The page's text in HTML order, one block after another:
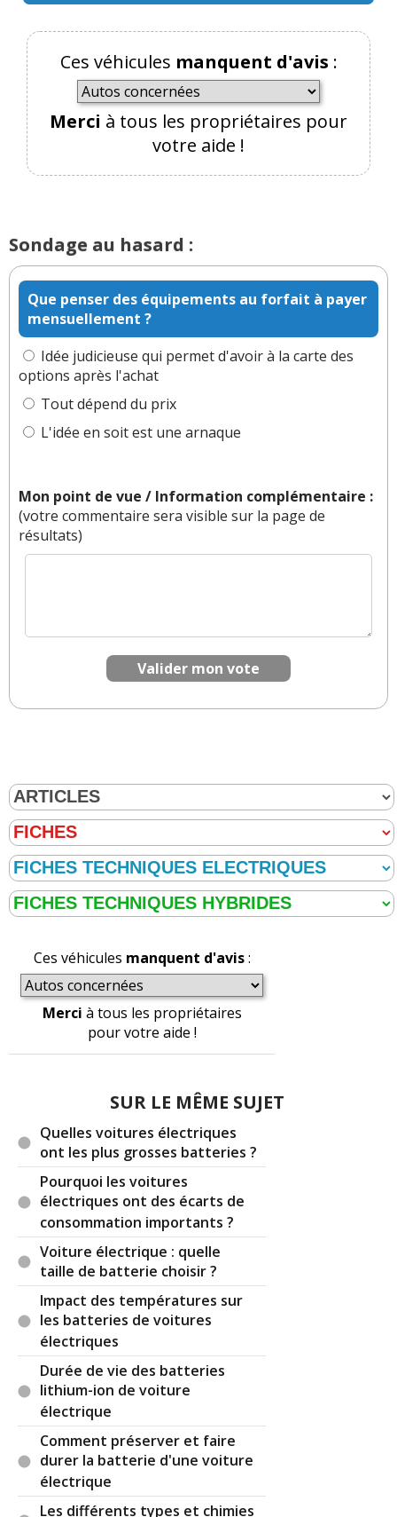
Ces véhicules manquent d'avis :
Merci à tous les propriétaires pour
votre aide !
Sondage au hasard :
Que penser des équipements au forfait à payer
mensuellement ?
Idée judicieuse qui permet d'avoir à la carte des
options après l'achat
Tout dépend du prix
L'idée en soit est une arnaque
Mon point de vue / Information complémentaire :
(votre commentaire sera visible sur la page de
résultats)
Valider mon vote
Ces véhicules manquent d'avis:
Merci à tous les propriétaires
pour votre aide !
SUR LE MÊME SUJET
Quelles voitures électriques
ont les plus grosses batteries ?
Pourquoi les voitures
électriques ont des écarts de
consommation importants ?
Voiture électrique : quelle
taille de batterie choisir ?
Impact des températures sur
les batteries de voitures
électriques
Durée de vie des batteries
lithium-ion de voiture
électrique
Comment préserver et faire
durer la batterie d'une voiture
électrique
Les différents types et chimies